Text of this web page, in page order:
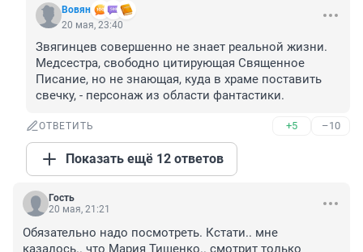
Вовян
20 мая, 23:40
Звягинцев совершенно не знает реальной жизни.
Медсестра, свободно цитирующая Священное
Писание, но не знающая, куда в храме поставить
свечку, - персонаж из области фантастики.
ОТВЕТИТЬ +5 –10
Показать ещё 12 ответов
Гость
20 мая, 21:21
Обязательно надо посмотреть. Кстати.. мне
казалось.. что Мария Тищенко.. смотрит только